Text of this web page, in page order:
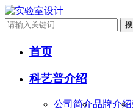
首页
科艺普介绍
公司简介品牌介绍